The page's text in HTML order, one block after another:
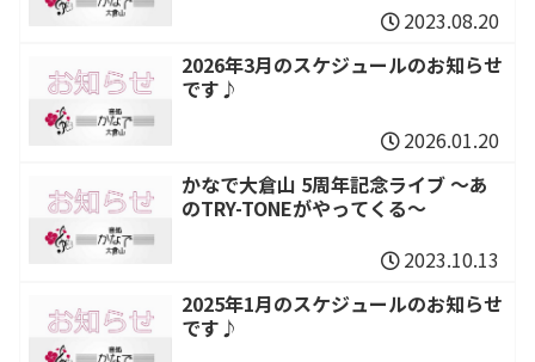
2023.08.20
2026年3月のスケジュールのお知らせ
です♪
2026.01.20
かなで大倉山 5周年記念ライブ ～あ
のTRY-TONEがやってくる～
2023.10.13
2025年1月のスケジュールのお知らせ
です♪